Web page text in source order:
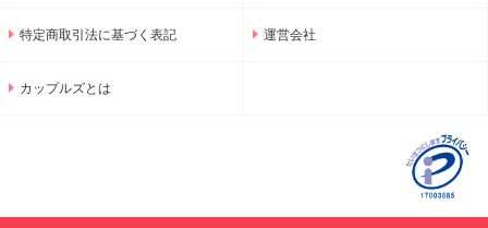
特定商取引法に基づく表記 運営会社
カップルズとは